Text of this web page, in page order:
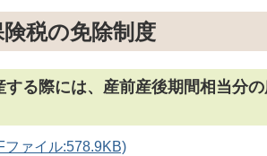
税の免除制度
る際には、産前産後期間相当分の
ファイル:578.9KB)